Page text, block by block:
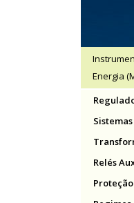
Energia
Relés